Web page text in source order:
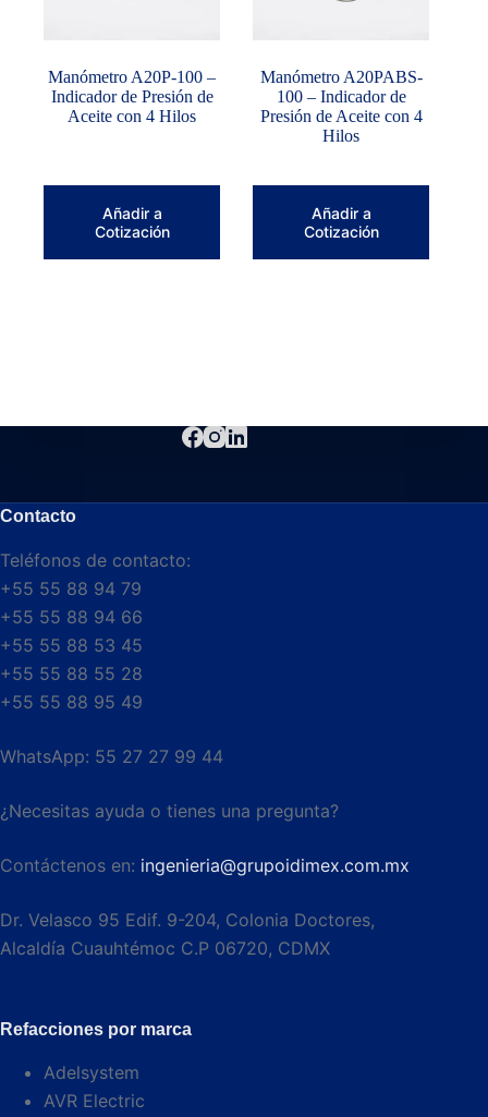
Manómetro A20P-100 –
Indicador de Presión de
Aceite con 4 Hilos
Añadir a
Cotización
Manómetro A20PABS-
100 – Indicador de
Presión de Aceite con 4
Hilos
Añadir a
Cotización
Contacto
Teléfonos de contacto:
+55 55 88 94 79
+55 55 88 94 66
+55 55 88 53 45
+55 55 88 55 28
+55 55 88 95 49
WhatsApp: 55 27 27 99 44
¿Necesitas ayuda o tienes una pregunta?
Contáctenos en: ingenieria@grupoidimex.com.mx
Dr. Velasco 95 Edif. 9-204, Colonia Doctores,
Alcaldía Cuauhtémoc C.P 06720, CDMX​
Refacciones por marca
Adelsystem
AVR Electric